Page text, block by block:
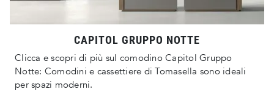
CAPITOL GRUPPO NOTTE
Clicca e scopri di più sul comodino Capitol Gruppo
Notte: Comodini e cassettiere di Tomasella sono ideali
per spazi moderni.